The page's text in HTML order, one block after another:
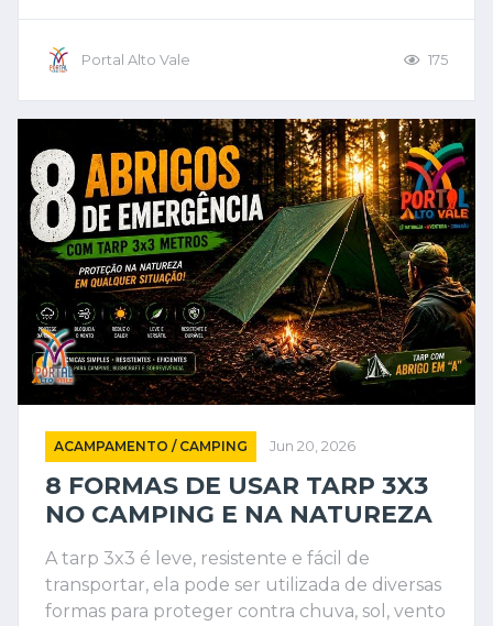
Portal Alto Vale 175
ACAMPAMENTO / CAMPING Jun 20, 2026
8 FORMAS DE USAR TARP 3X3
NO CAMPING E NA NATUREZA
A tarp 3x3 é leve, resistente e fácil de
transportar, ela pode ser utilizada de diversas
formas para proteger contra chuva, sol, vento